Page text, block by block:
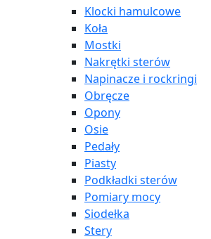
Klocki hamulcowe
Koła
Mostki
Nakrętki sterów
Napinacze i rockringi
Obręcze
Opony
Osie
Pedały
Piasty
Podkładki sterów
Pomiary mocy
Siodełka
Stery